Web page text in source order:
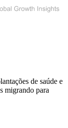
de saúde e
migrando para